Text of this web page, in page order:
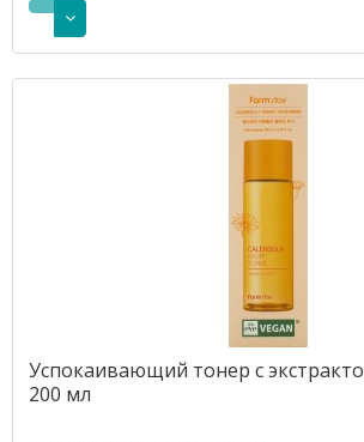
Успокаивающий тонер с
200 мл